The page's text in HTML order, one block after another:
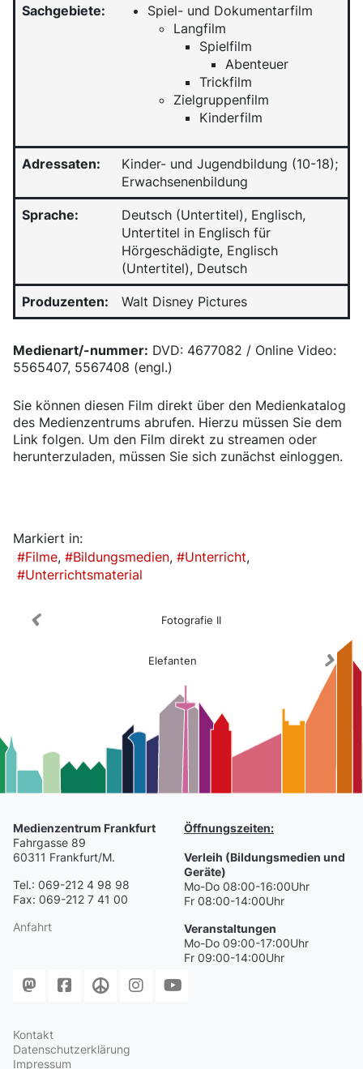
Sachgebiete:
Spiel- und Dokumentarfilm
Langfilm
Spielfilm
Abenteuer
Trickfilm
Zielgruppenfilm
Kinderfilm
Adressaten:
Kinder- und Jugendbildung (10-18);
Erwachsenenbildung
Sprache:
Deutsch (Untertitel), Englisch,
Untertitel in Englisch für
Hörgeschädigte, Englisch
(Untertitel), Deutsch
Produzenten: Walt Disney Pictures
Medienart/-nummer: DVD: 4677082 / Online Video:
5565407, 5567408 (engl.)
Sie können diesen Film direkt über den Medienkatalog
des Medienzentrums abrufen. Hierzu müssen Sie dem
Link folgen. Um den Film direkt zu streamen oder
herunterzuladen, müssen Sie sich zunächst einloggen.
Markiert in:
Filme
Bildungsmedien
Unterricht
Unterrichtsmaterial
Fotografie II
Elefanten
Medienzentrum Frankfurt
Fahrgasse 89
60311 Frankfurt/M.
Tel.: 069-212 4 98 98
Fax: 069-212 7 41 00
Anfahrt
Öffnungszeiten:
Verleih (Bildungsmedien und
Geräte)
Mo-Do 08:00-16:00Uhr
Fr 08:00-14:00Uhr
Veranstaltungen
Mo-Do 09:00-17:00Uhr
Fr 09:00-14:00Uhr
Kontakt
Datenschutzerklärung
Impressum